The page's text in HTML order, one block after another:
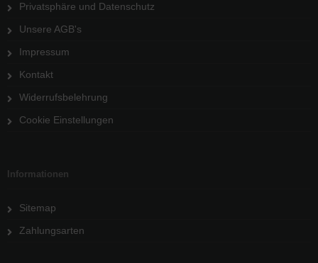
Privatsphäre und Datenschutz
Unsere AGB's
Impressum
Kontakt
Widerrufsbelehrung
Cookie Einstellungen
Informationen
Sitemap
Zahlungsarten